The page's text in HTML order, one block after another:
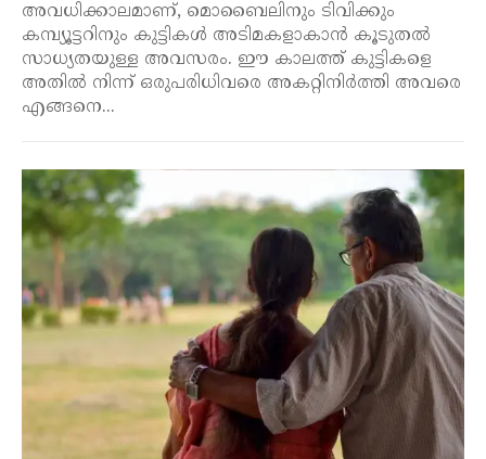
അവധിക്കാലമാണ്, മൊബൈലിനും ടിവിക്കും
കമ്പ്യൂട്ടറിനും കുട്ടികൾ അടിമകളാകാൻ കൂടുതൽ
സാധ്യതയുള്ള അവസരം. ഈ കാലത്ത് കുട്ടികളെ
അതിൽ നിന്ന് ഒരുപരിധിവരെ അകറ്റിനിർത്തി അവരെ
എങ്ങനെ...